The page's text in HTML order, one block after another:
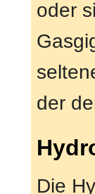
oder
der
Die